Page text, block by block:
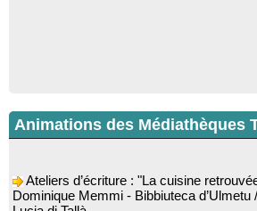
Animations des Médiathèques
Dominique Memmi - Bibbiuteca d’Ulmetu
Lucia di Tallà